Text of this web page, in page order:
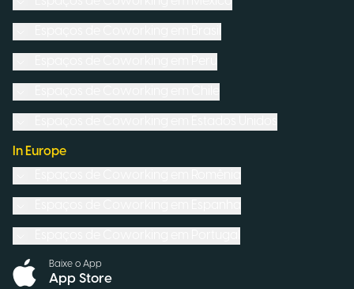
In Europe
Baixe o App
App Store